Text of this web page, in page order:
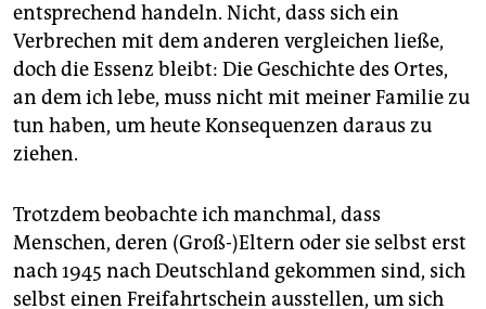
entsprechend handeln. Nicht, dass sich ein
Verbrechen mit dem anderen vergleichen ließe,
doch die Essenz bleibt: Die Geschichte des Ortes,
an dem ich lebe, muss nicht mit meiner Familie zu
tun haben, um heute Konsequenzen daraus zu
ziehen.
Trotzdem beobachte ich manchmal, dass
Menschen, deren (Groß-)Eltern oder sie selbst erst
nach 1945 nach Deutschland gekommen sind, sich
selbst einen Freifahrtschein ausstellen, um sich